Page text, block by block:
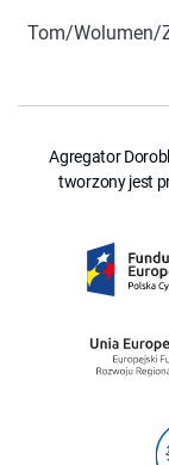
Tom/Wolumen/
Agregator
tworzony jest